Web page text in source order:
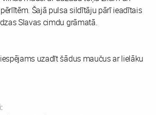
Šajā pulsa sildītāju pārī ieadītais
Slavas cimdu grāmatā.
uzadīt šādus maučus ar lielāku